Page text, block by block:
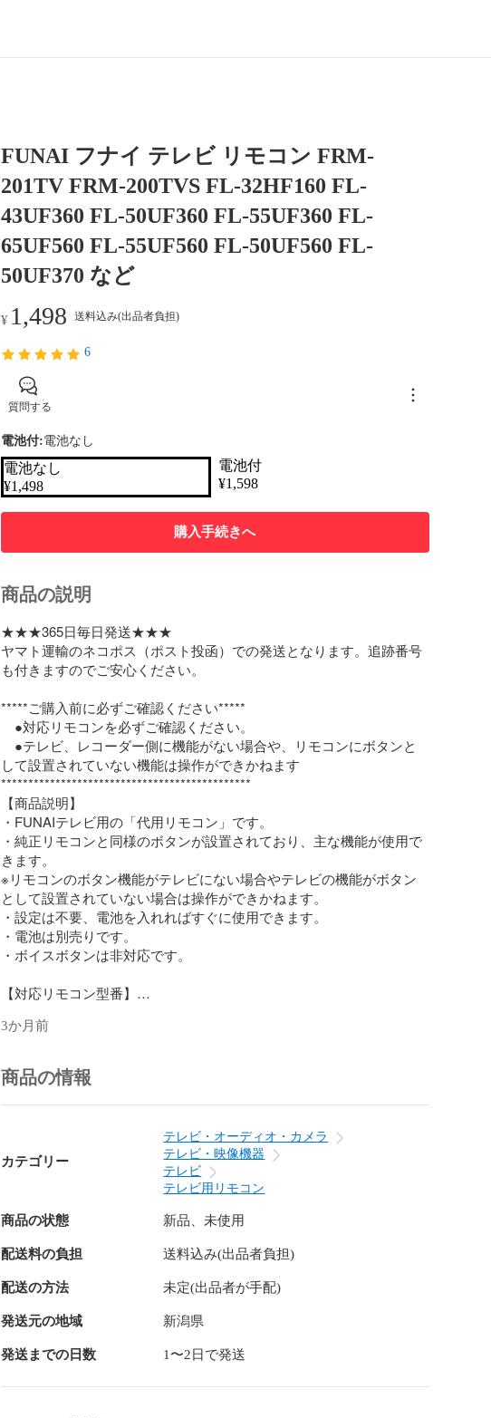
FUNAI フナイ テレビ リモコン FRM-
201TV FRM-200TVS FL-32HF160 FL-
43UF360 FL-50UF360 FL-55UF360 FL-
65UF560 FL-55UF560 FL-50UF560 FL-
50UF370 など
¥ 1,498 送料込み(出品者負担)
6
質問する
電池付:電池なし
電池なし
¥1,498
電池付
¥1,598
購入手続きへ
商品の説明
★★★365日毎日発送★★★
ヤマト運輸のネコポス（ポスト投函）での発送となります。追跡番号
も付きますのでご安心ください。
*****ご購入前に必ずご確認ください*****
●対応リモコンを必ずご確認ください。
●テレビ、レコーダー側に機能がない場合や、リモコンにボタンと
して設置されていない機能は操作ができかねます
**********************************************
【商品説明】
・FUNAIテレビ用の「代用リモコン」です。
・純正リモコンと同様のボタンが設置されており、主な機能が使用で
きます。
※リモコンのボタン機能がテレビにない場合やテレビの機能がボタン
として設置されていない場合は操作ができかねます。
・設定は不要、電池を入れればすぐに使用できます。
・電池は別売りです。
・ボイスボタンは非対応です。
【対応リモコン型番】
FRM-200TVS
【対応テレビ型番】
FL-32HF160 FL-43UF360 FL-50UF360 FL-55UF360 FL-65UF560 FL-
55UF560 FL-50UF560 FL-50UF370 FL-43UF370 FL-32HF170 FL-
3か月前
商品の情報
カテゴリー
テレビ・オーディオ・カメラ
テレビ・映像機器
テレビ
テレビ用リモコン
商品の状態 新品、未使用
配送料の負担 送料込み(出品者負担)
配送の方法 未定(出品者が手配)
発送元の地域 新潟県
発送までの日数 1〜2日で発送